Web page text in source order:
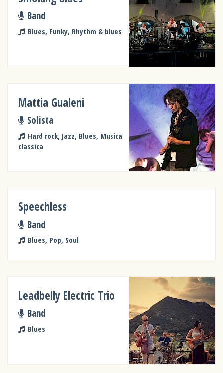
Band
Blues, Funky, Rhythm & blues
Mattia Gualeni
Solista
Hard rock, Jazz, Blues, Musica
classica
Speechless
Band
Blues, Pop, Soul
Leadbelly Electric Trio
Band
Blues